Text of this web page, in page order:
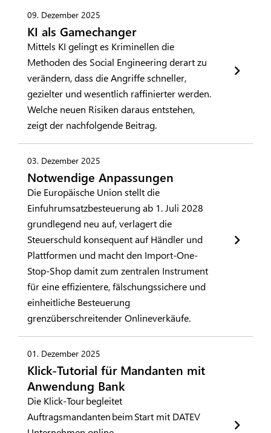
09. Dezember 2025
KI als Gamechanger
Mittels KI gelingt es Kriminellen die
Methoden des Social Engineering derart zu
verändern, dass die Angriffe schneller,
gezielter und wesentlich raffinierter werden.
Welche neuen Risiken daraus entstehen,
zeigt der nachfolgende Beitrag.
03. Dezember 2025
Notwendige Anpassungen
Die Europäische Union stellt die
Einfuhrumsatzbesteuerung ab 1. Juli 2028
grundlegend neu auf, verlagert die
Steuerschuld konsequent auf Händler und
Plattformen und macht den Import-One-
Stop-Shop damit zum zentralen Instrument
für eine effizientere, fälschungssichere und
einheitliche Besteuerung
grenzüberschreitender Onlineverkäufe.
01. Dezember 2025
Klick-Tutorial für Mandanten mit
Anwendung Bank
Die Klick-Tour begleitet
Auftragsmandanten beim Start mit DATEV